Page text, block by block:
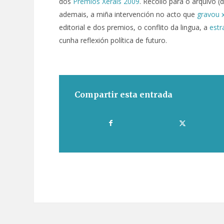
ademais, a miña intervención no acto que gravou
editorial e dos premios, o conflito da lingua, a
cunha reflexión política de futuro.
Compartir esta entrada